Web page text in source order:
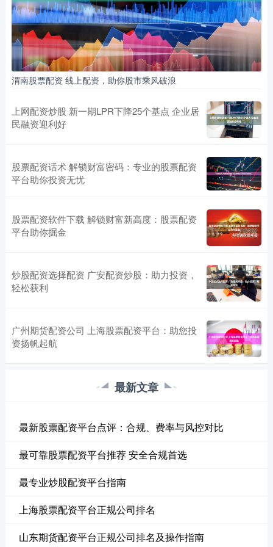
渭南股票配资 线上配资，助你股市乘风破浪
上网配资炒股 新一期LPR下降25个基点 企业居
民融资迎利好
股票配资话术 解锁财富密码：专业的股票配资
平台助你投资无忧
股票配资软件下载 解锁财富新高度：股票配资
平台助你掘金
炒股配资选择配资 广安配资炒股：助力投资，
轻松获利
广州期货配资公司 上海股票配资平台：助您投
资扬帆起航
最新文章
最新股票配资平台点评：合规、费率与风控对比
最可靠股票配资平台推荐 安全合规首选
最专业炒股配资平台指南
上海股票配资平台正规公司排名
山东期货配资平台正规公司排名及操作指南